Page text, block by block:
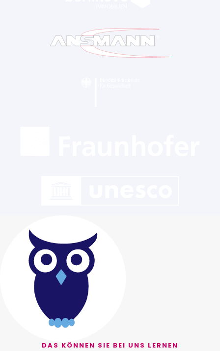
DAS KÖNNEN SIE BEI UNS LERNEN